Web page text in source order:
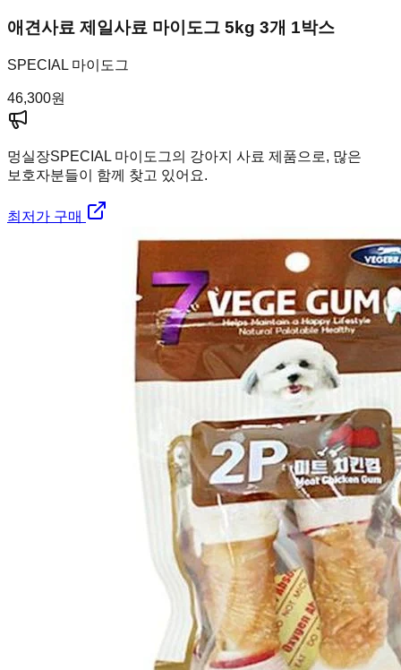
애견사료 제일사료 마이도그 5kg 3개 1박스
SPECIAL 마이도그
46,300원
멍실장SPECIAL 마이도그의 강아지 사료 제품으로, 많은
보호자분들이 함께 찾고 있어요.
최저가 구매